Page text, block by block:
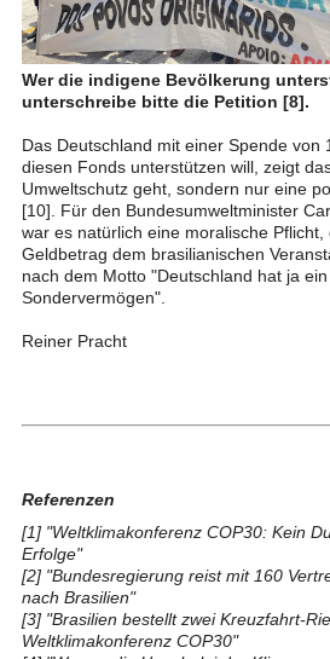
Wer die indigene Bevölkerung
unterschreibe bitte die Petition [8].
Das Deutschland mit einer Spende von
diesen Fonds unterstützen will, zeigt
Umweltschutz geht, sondern nur eine
[10]. Für den Bundesumweltminister
war es natürlich eine moralische Pflicht,
Geldbetrag dem brasilianischen
nach dem Motto "Deutschland hat ja
Sondervermögen".
Reiner Pracht
Referenzen
[1] "Weltklimakonferenz COP30: Kein
Erfolge"
[2] "Bundesregierung reist mit 160
nach Brasilien"
[3] "Brasilien bestellt zwei Kreuzfahrt-
Weltklimakonferenz COP30"